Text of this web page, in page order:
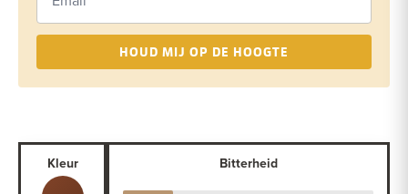
HOUD MIJ OP DE HOOGTE
Kleur Bitterheid